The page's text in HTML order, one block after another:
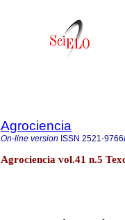
Agrociencia
On-line version ISSN 2521-9766
Agrociencia vol.41 n.5